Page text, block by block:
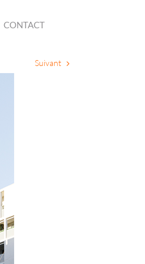
CONTACT
Suivant